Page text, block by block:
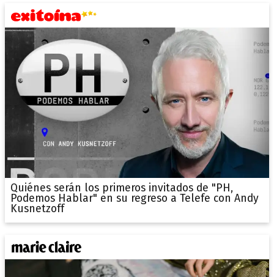
Quiénes serán los primeros invitados de "PH,
Podemos Hablar" en su regreso a Telefe con Andy
Kusnetzoff